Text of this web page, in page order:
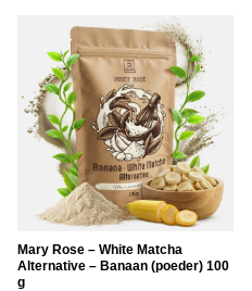
Mary Rose – White Matcha
Alternative – Banaan (poeder) 100
g